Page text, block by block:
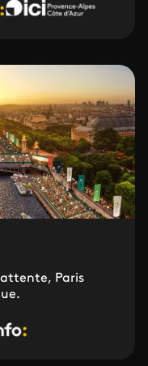
Paris